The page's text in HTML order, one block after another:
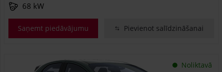
68 kW
Saņemt piedāvājumu Pievienot salīdzināšanai
Noliktavā